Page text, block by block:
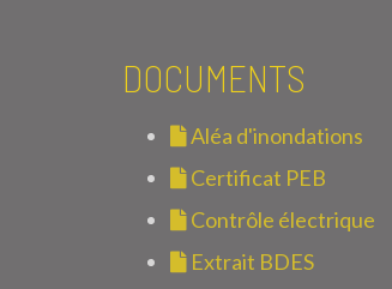
DOCUMENTS
Aléa d'inondations
Certificat PEB
Contrôle électrique
Extrait BDES